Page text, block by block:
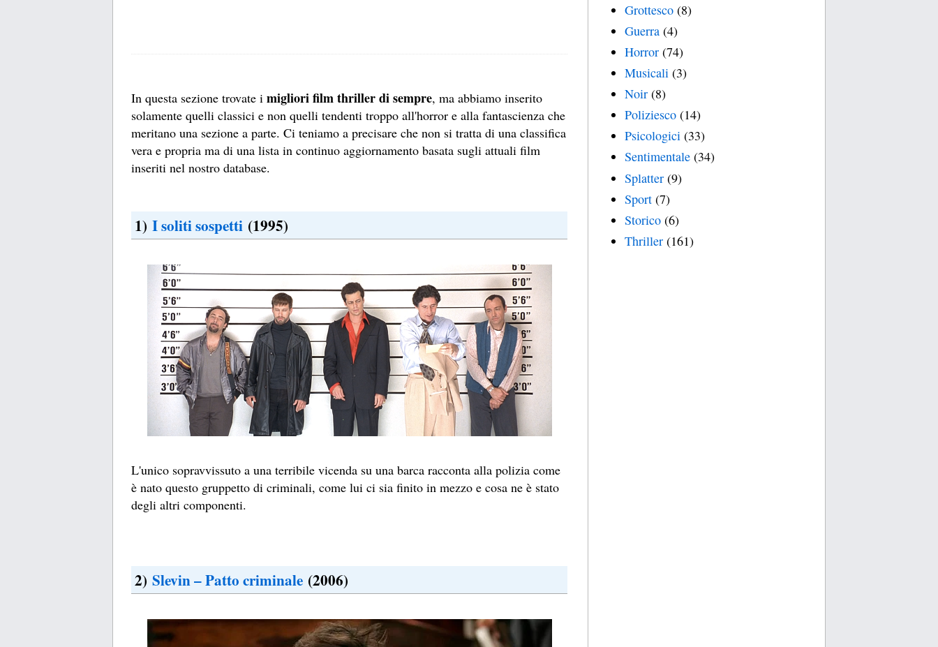
In questa sezione trovate i migliori film thriller di sempre, ma abbiamo inserito
solamente quelli classici e non quelli tendenti troppo all'horror e alla fantascienza che
meritano una sezione a parte. Ci teniamo a precisare che non si tratta di una classifica
vera e propria ma di una lista in continuo aggiornamento basata sugli attuali film
inseriti nel nostro database.
1) I soliti sospetti (1995)
L'unico sopravvissuto a una terribile vicenda su una barca racconta alla polizia come
è nato questo gruppetto di criminali, come lui ci sia finito in mezzo e cosa ne è stato
degli altri componenti.
2) Slevin – Patto criminale (2006)
Grottesco (8)
Guerra (4)
Horror (74)
Musicali (3)
Noir (8)
Poliziesco (14)
Psicologici (33)
Sentimentale (34)
Splatter (9)
Sport (7)
Storico (6)
Thriller (161)